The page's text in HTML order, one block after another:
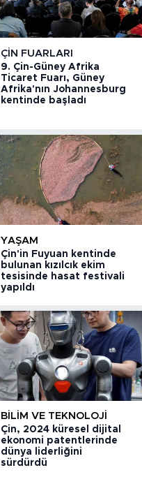
ÇIN FUARLARI
9. Çin-Güney Afrika
Ticaret Fuarı, Güney
Afrika'nın Johannesburg
kentinde başladı
YAŞAM
Çin'in Fuyuan kentinde
bulunan kızılcık ekim
tesisinde hasat festivali
yapıldı
BILIM VE TEKNOLOJI
Çin, 2024 küresel dijital
ekonomi patentlerinde
dünya liderliğini
sürdürdü